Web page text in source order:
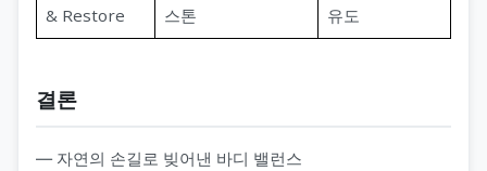
& Restore
스톤
유도
결론
― 자연의 손길로 빚어낸 바디 밸런스